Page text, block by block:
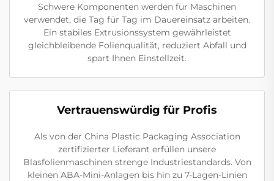
Schwere Komponenten werden für Maschinen
verwendet, die Tag für Tag im Dauereinsatz arbeiten.
Ein stabiles Extrusionssystem gewährleistet
gleichbleibende Folienqualität, reduziert Abfall und
spart Ihnen Einstellzeit.
Vertrauenswürdig für Profis
Als von der China Plastic Packaging Association
zertifizierter Lieferant erfüllen unsere
Blasfolienmaschinen strenge Industriestandards. Von
kleinen ABA-Mini-Anlagen bis hin zu 7-Lagen-Linien